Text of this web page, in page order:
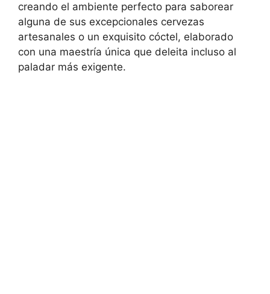
creando el ambiente perfecto para saborear
alguna de sus excepcionales cervezas
artesanales o un exquisito cóctel, elaborado
con una maestría única que deleita incluso al
paladar más exigente.